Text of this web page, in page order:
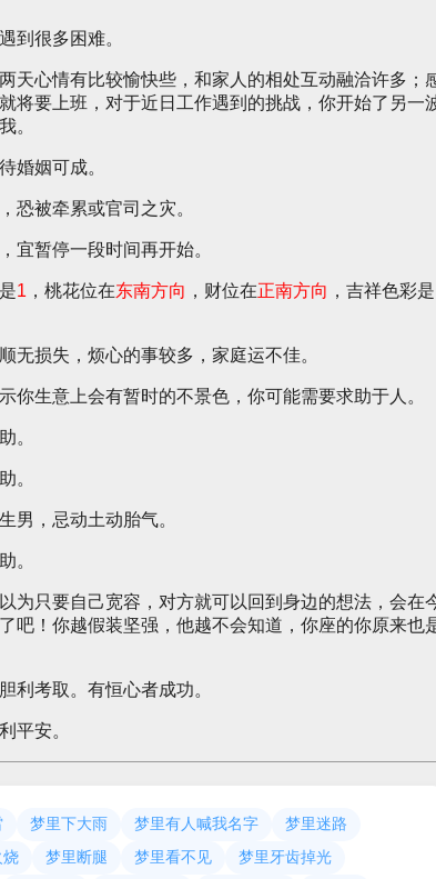
到很多困难。
天心情有比较愉快些，和家人的相处互动融洽许多；
将要上班，对于近日工作遇到的挑战，你开始了另一
。
婚姻可成。
恐被牵累或官司之灾。
宜暂停一段时间再开始。
1 ，桃花位在东南方向 ，财位在正南方向 ，吉祥色彩是
无损失，烦心的事较多，家庭运不佳。
生意上会有暂时的不景色，你可能需要求助于人。
。
。
男，忌动土动胎气。
。
为只要自己宽容，对方就可以回到身边的想法，会在
吧！你越假装坚强，他越不会知道，你座的你原来也
利考取。有恒心者成功。
平安。
梦里下大雨 梦里有人喊我名字
梦里迷路
烧 梦里断腿 梦里看不见 梦里牙齿掉光